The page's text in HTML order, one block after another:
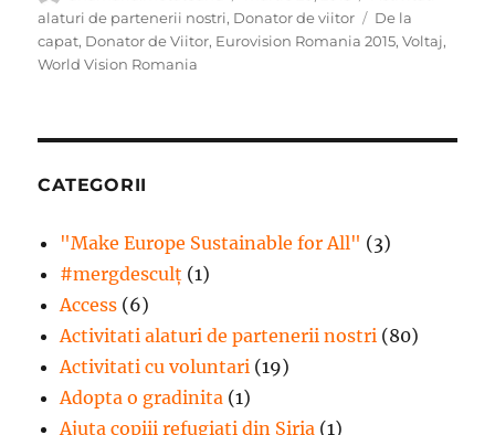
pe
alaturi de partenerii nostri, Donator de viitor Etichete
De la
capat, Donator de Viitor, Eurovision Romania 2015,Voltaj,
World Vision Romania
CATEGORII
"Make Europe Sustainable for All" (3)
#mergdesculţ (1)
Access (6)
Activitati alaturi de partenerii nostri (80)
Activitati cu voluntari (19)
Adopta o gradinita (1)
Ajuta copiii refugiati din Siria (1)